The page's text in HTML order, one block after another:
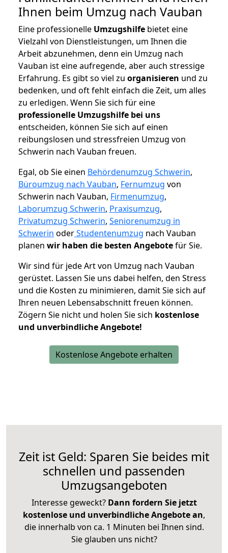
Ihnen beim Umzug nach Vauban
Eine professionelle Umzugshilfe bietet eine
Vielzahl von Dienstleistungen, um Ihnen die
Arbeit abzunehmen, denn ein Umzug nach
Vauban ist eine aufregende, aber auch stressige
Erfahrung. Es gibt so viel zu organisieren und zu
bedenken, und oft fehlt einfach die Zeit, um alles
zu erledigen. Wenn Sie sich für eine
professionelle Umzugshilfe bei uns
entscheiden, können Sie sich auf einen
reibungslosen und stressfreien Umzug von
Schwerin nach Vauban freuen.
Egal, ob Sie einen Behördenumzug Schwerin,
Büroumzug nach Vauban, Fernumzug von
Schwerin nach Vauban, Firmenumzug,
Laborumzug Schwerin, Praxisumzug,
Privatumzug Schwerin, Seniorenumzug in
Schwerin oderStudentenumzug nach Vauban
planen wir haben die besten Angebotefür Sie.
Wir sind für jede Art von Umzug nach Vauban
gerüstet. Lassen Sie uns dabei helfen, den Stress
und die Kosten zu minimieren, damit Sie sich auf
Ihren neuen Lebensabschnitt freuen können.
Zögern Sie nicht und holen Sie sich kostenlose
und unverbindliche Angebote!
Kostenlose Angebote erhalten
Zeit ist Geld: Sparen Sie beides mit
schnellen und passenden
Umzugsangeboten
Interesse geweckt? Dann fordern Sie jetzt
kostenlose und unverbindliche Angebote an,
die innerhalb von ca. 1 Minuten bei Ihnen sind.
Sie glauben uns nicht?